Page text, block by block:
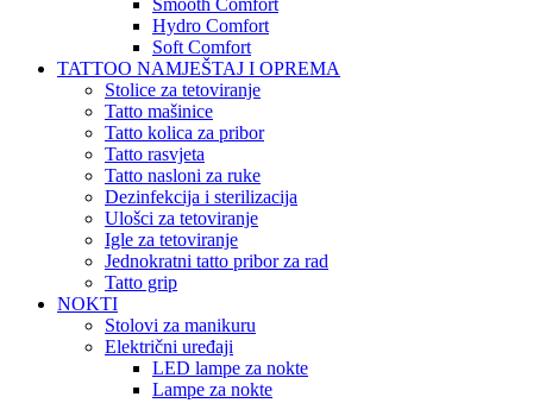
Smooth Comfort
Hydro Comfort
Soft Comfort
TATTOO NAMJEŠTAJ I OPREMA
Stolice za tetoviranje
Tatto mašinice
Tatto kolica za pribor
Tatto rasvjeta
Tatto nasloni za ruke
Dezinfekcija i sterilizacija
Ulošci za tetoviranje
Igle za tetoviranje
Jednokratni tatto pribor za rad
Tatto grip
NOKTI
Stolovi za manikuru
Električni uređaji
LED lampe za nokte
Lampe za nokte